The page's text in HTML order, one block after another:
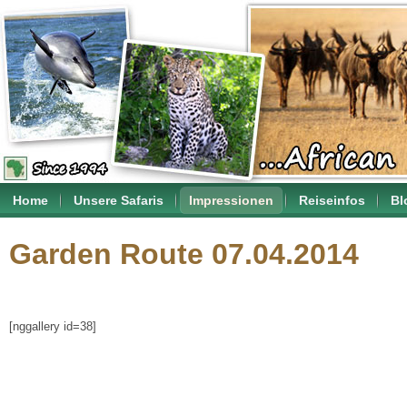
Home Unsere Safaris Impressionen Reiseinfos
Garden Route 07.04.2014
[nggallery id=38]